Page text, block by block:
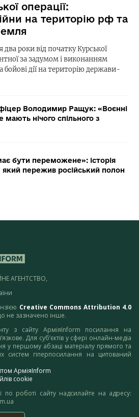
операції:
на територію рф та
роки від початку Курської
за задумом і виконанням
бойові дії на територію держави-
Володимир Ращук: «Воєнні
мають нічого спільного з
бути переможене»: історія
який пережив російський полон
АГЕНТСТВО,
Creative Commons Attribution 4.0
не зазначено інше.
з сайту АрміяInform посилання на
Для суб’єктів у сфері онлайн-медіа
у першому абзаці матеріалу прямого та
систем гіперпосилання на цитований
АрміяInform
cookie
по роботі сайту надсилайте на адресу: